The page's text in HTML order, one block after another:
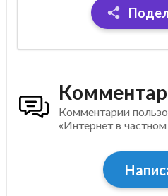
Комментарии
«Интернет в